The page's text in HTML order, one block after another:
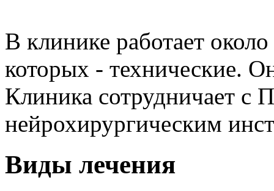
В клинике работает
которых - технические.
Клиника сотрудничает с
нейрохирургическим
Виды лечения